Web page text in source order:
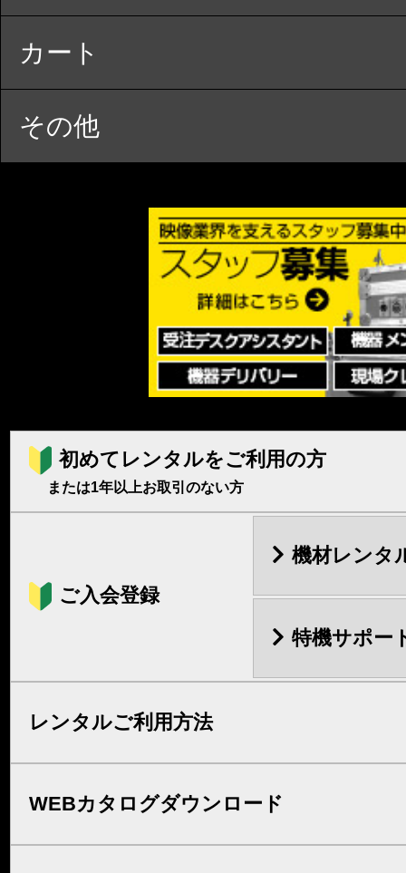
カート
その他
初めてレンタルをご利用の方
または1年以上お取引のない方
ご入会登録
機材レンタ
特機サポー
レンタルご利用方法
WEBカタログダウンロード